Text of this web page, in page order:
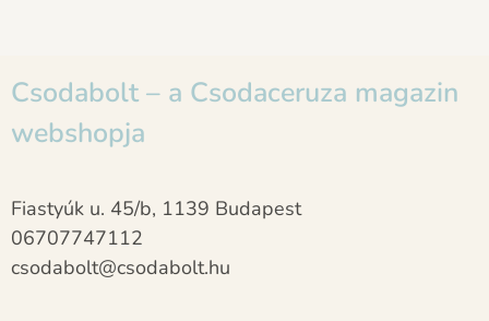
Csodabolt – a Csodaceruza magazin
webshopja
Fiastyúk u. 45/b, 1139 Budapest
06707747112
csodabolt@csodabolt.hu